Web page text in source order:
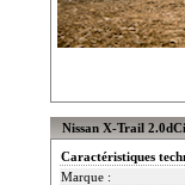
Nissan X-Trail
Caractéristiques
Marque :